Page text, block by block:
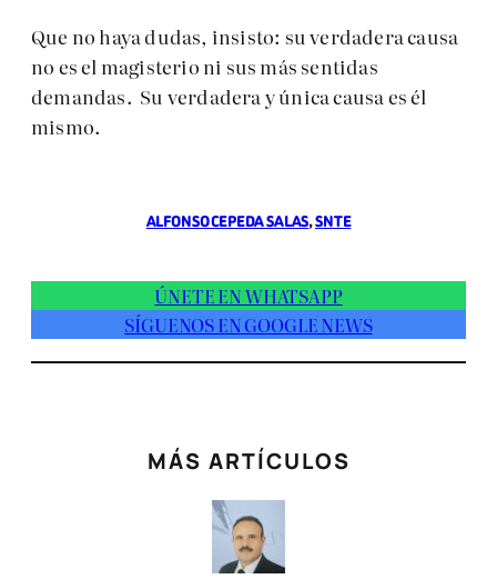
Que no haya dudas, insisto: su verdadera causa
no es el magisterio ni sus más sentidas
demandas. Su verdadera y única causa es él
mismo.
ALFONSO CEPEDA SALAS, SNTE
ÚNETE EN WHATSAPP
SÍGUENOS EN GOOGLE NEWS
MÁS ARTÍCULOS